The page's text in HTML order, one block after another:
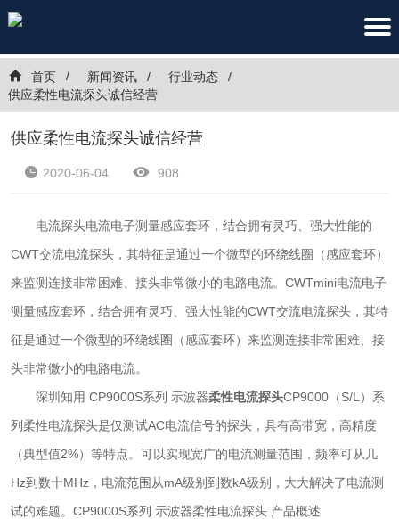
首页 新闻资讯
行业动态
供应柔性电流探头诚信经营
供应柔性电流探头诚信经营
2020-06-04 908
电流探头电流电子测量感应套环，结合拥有灵巧、强大性能的
CWT交流电流探头，其特征是通过一个微型的环绕线圈（感应套环）
来监测连接非常困难、接头非常微小的电路电流。CWTmini电流电子
测量感应套环，结合拥有灵巧、强大性能的CWT交流电流探头，其特
征是通过一个微型的环绕线圈（感应套环）来监测连接非常困难、接
头非常微小的电路电流。
深圳知用 CP9000S系列 示波器柔性电流探头CP9000（S/L）系
列柔性电流探头是仅测试AC电流信号的探头，具有高带宽，高精度
（典型值2%）等特点。可以实现宽广的电流测量范围，频率可从几
Hz到数十MHz，电流范围从mA级别到数kA级别，大大解决了电流测
试的难题。CP9000S系列 示波器柔性电流探头 产品概述